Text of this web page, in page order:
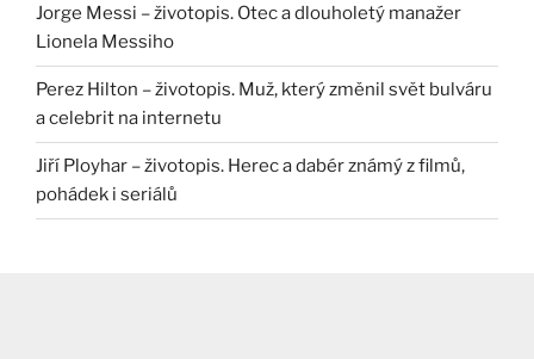
Jorge Messi – životopis. Otec a dlouholetý manažer
Lionela Messiho
Perez Hilton – životopis. Muž, který změnil svět bulváru
a celebrit na internetu
Jiří Ployhar – životopis. Herec a dabér známý z filmů,
pohádek i seriálů